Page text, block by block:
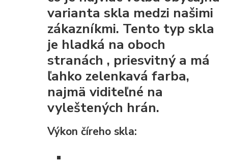
varianta skla medzi našimi
zákazníkmi. Tento typ skla
je hladká na oboch
stranách , priesvitný a má
ľahko zelenkavá farba,
najmä viditeľné na
vyleštených hrán.
Výkon číreho skla: